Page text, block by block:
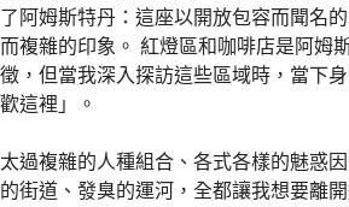
了阿姆斯特丹：這座以開放包容而聞名
而複雜的印象。 紅燈區和咖啡店是阿姆
徵，但當我深入探訪這些區域時，當下
歡這裡」。
太過複雜的人種組合、各式各樣的魅惑
的街道、發臭的運河，全都讓我想要離